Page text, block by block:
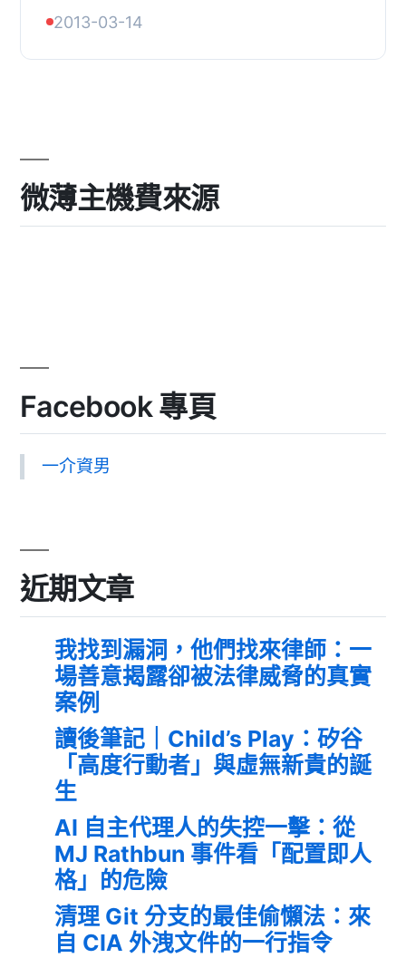
2013-03-14
微薄主機費來源
Facebook 專頁
一介資男
近期文章
我找到漏洞，他們找來律師：一
場善意揭露卻被法律威脅的真實
案例
讀後筆記｜Child’s Play：矽谷
「高度行動者」與虛無新貴的誕
生
AI 自主代理人的失控一擊：從
MJ Rathbun 事件看「配置即人
格」的危險
清理 Git 分支的最佳偷懶法：來
自 CIA 外洩文件的一行指令